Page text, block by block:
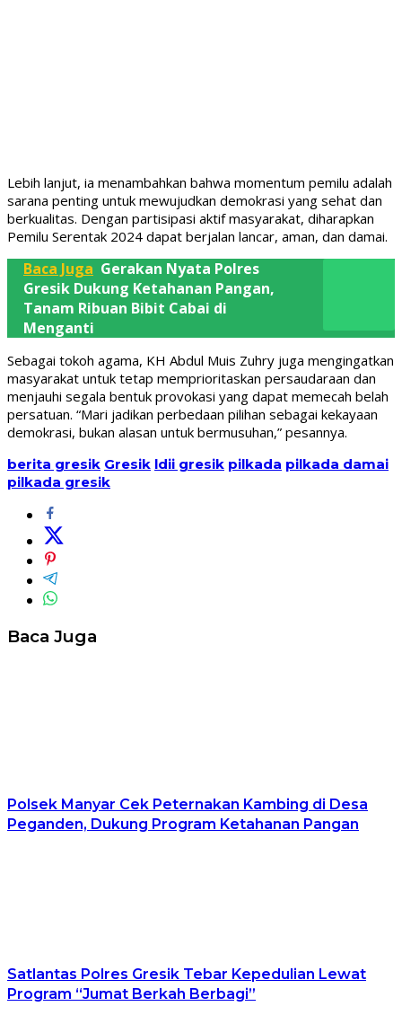
Lebih lanjut, ia menambahkan bahwa momentum pemilu adalah
sarana penting untuk mewujudkan demokrasi yang sehat dan
berkualitas. Dengan partisipasi aktif masyarakat, diharapkan
Pemilu Serentak 2024 dapat berjalan lancar, aman, dan damai.
Baca Juga Gerakan Nyata Polres
Gresik Dukung Ketahanan Pangan,
Tanam Ribuan Bibit Cabai di
Menganti
Sebagai tokoh agama, KH Abdul Muis Zuhry juga mengingatkan
masyarakat untuk tetap memprioritaskan persaudaraan dan
menjauhi segala bentuk provokasi yang dapat memecah belah
persatuan. “Mari jadikan perbedaan pilihan sebagai kekayaan
demokrasi, bukan alasan untuk bermusuhan,” pesannya.
berita gresik Gresik ldii gresik pilkada pilkada damai
pilkada gresik
Baca Juga
Polsek Manyar Cek Peternakan Kambing di Desa
Peganden, Dukung Program Ketahanan Pangan
Satlantas Polres Gresik Tebar Kepedulian Lewat
Program “Jumat Berkah Berbagi”